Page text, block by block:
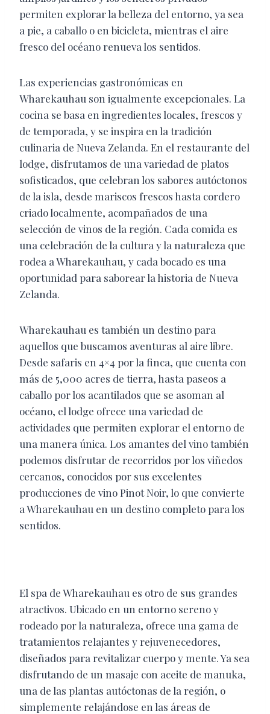
permiten explorar la belleza del entorno, ya sea
a pie, a caballo o en bicicleta, mientras el aire
fresco del océano renueva los sentidos.
Las experiencias gastronómicas en
Wharekauhau son igualmente excepcionales. La
cocina se basa en ingredientes locales, frescos y
de temporada, y se inspira en la tradición
culinaria de Nueva Zelanda. En el restaurante del
lodge, disfrutamos de una variedad de platos
sofisticados, que celebran los sabores autóctonos
de la isla, desde mariscos frescos hasta cordero
criado localmente, acompañados de una
selección de vinos de la región. Cada comida es
una celebración de la cultura y la naturaleza que
rodea a Wharekauhau, y cada bocado es una
oportunidad para saborear la historia de Nueva
Zelanda.
Wharekauhau es también un destino para
aquellos que buscamos aventuras al aire libre.
Desde safaris en 4×4 por la finca, que cuenta con
más de 5,000 acres de tierra, hasta paseos a
caballo por los acantilados que se asoman al
océano, el lodge ofrece una variedad de
actividades que permiten explorar el entorno de
una manera única. Los amantes del vino también
podemos disfrutar de recorridos por los viñedos
cercanos, conocidos por sus excelentes
producciones de vino Pinot Noir, lo que convierte
a Wharekauhau en un destino completo para los
sentidos.
El spa de Wharekauhau es otro de sus grandes
atractivos. Ubicado en un entorno sereno y
rodeado por la naturaleza, ofrece una gama de
tratamientos relajantes y rejuvenecedores,
diseñados para revitalizar cuerpo y mente. Ya sea
disfrutando de un masaje con aceite de manuka,
una de las plantas autóctonas de la región, o
simplemente relajándose en las áreas de